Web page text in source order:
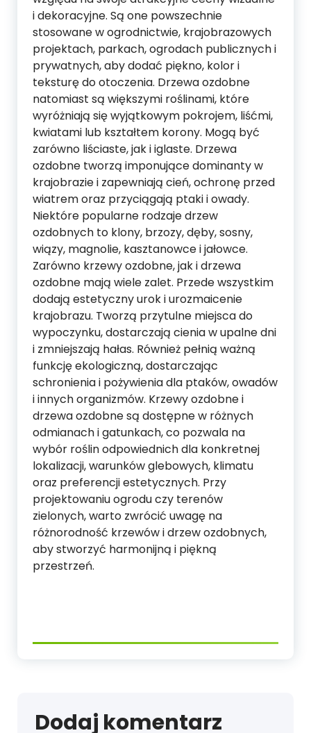
i dekoracyjne. Są one powszechnie
stosowane w ogrodnictwie, krajobrazowych
projektach, parkach, ogrodach publicznych i
prywatnych, aby dodać piękno, kolor i
teksturę do otoczenia. Drzewa ozdobne
natomiast są większymi roślinami, które
wyróżniają się wyjątkowym pokrojem, liśćmi,
kwiatami lub kształtem korony. Mogą być
zarówno liściaste, jak i iglaste. Drzewa
ozdobne tworzą imponujące dominanty w
krajobrazie i zapewniają cień, ochronę przed
wiatrem oraz przyciągają ptaki i owady.
Niektóre popularne rodzaje drzew
ozdobnych to klony, brzozy, dęby, sosny,
wiązy, magnolie, kasztanowce i jałowce.
Zarówno krzewy ozdobne, jak i drzewa
ozdobne mają wiele zalet. Przede wszystkim
dodają estetyczny urok i urozmaicenie
krajobrazu. Tworzą przytulne miejsca do
wypoczynku, dostarczają cienia w upalne dni
i zmniejszają hałas. Również pełnią ważną
funkcję ekologiczną, dostarczając
schronienia i pożywienia dla ptaków, owadów
i innych organizmów. Krzewy ozdobne i
drzewa ozdobne są dostępne w różnych
odmianach i gatunkach, co pozwala na
wybór roślin odpowiednich dla konkretnej
lokalizacji, warunków glebowych, klimatu
oraz preferencji estetycznych. Przy
projektowaniu ogrodu czy terenów
zielonych, warto zwrócić uwagę na
różnorodność krzewów i drzew ozdobnych,
aby stworzyć harmonijną i piękną
przestrzeń.
Dodaj komentarz